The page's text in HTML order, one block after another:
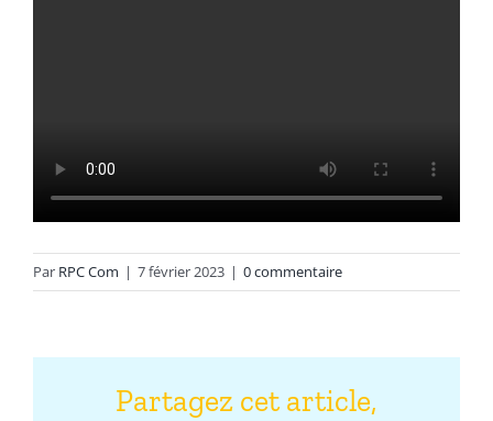
Par RPC Com | 7 février 2023 | 0 commentaire
Partagez cet article,